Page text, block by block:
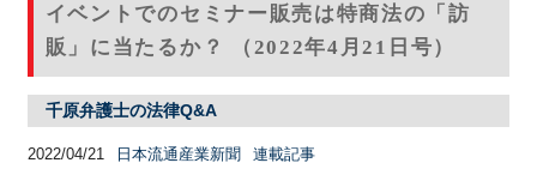
イベントでのセミナー販売は特商法の「訪
販」に当たるか？ （2022年4月21日号）
千原弁護士の法律Q&A
2022/04/21 日本流通産業新聞 連載記事